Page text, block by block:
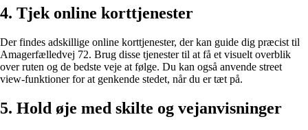
4. Tjek online korttjenester
Der findes adskillige online korttjenester, der kan guide dig præcist til
Amagerfælledvej 72. Brug disse tjenester til at få et visuelt overblik
over ruten og de bedste veje at følge. Du kan også anvende street
view-funktioner for at genkende stedet, når du er tæt på.
5. Hold øje med skilte og vejanvisninger